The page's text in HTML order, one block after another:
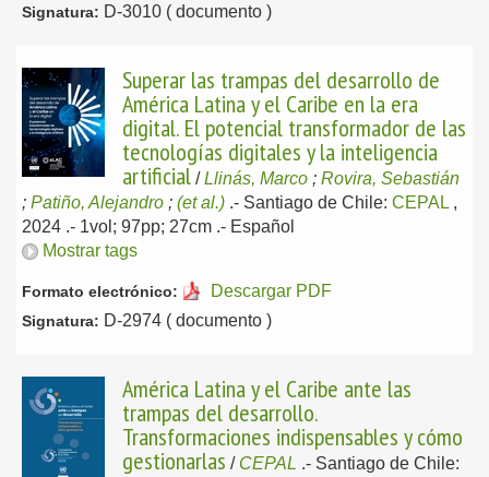
Signatura: D-3010 ( documento )
Superar las trampas del desarrollo de
América Latina y el Caribe en la era
digital. El potencial transformador de las
tecnologías digitales y la inteligencia
artificial /Llinás, Marco ; Rovira, Sebastián
; Patiño, Alejandro ; (et al.) .- Santiago de Chile: CEPAL ,
2024 .- 1vol; 97pp; 27cm .- Español
Mostrar tags
Formato electrónico: Descargar PDF
Signatura: D-2974 ( documento )
América Latina y el Caribe ante las
trampas del desarrollo.
Transformaciones indispensables y cómo
gestionarlas / CEPAL .- Santiago de Chile: